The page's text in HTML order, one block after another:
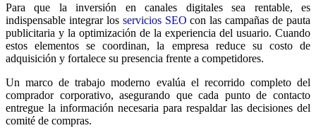
Para que la inversión en canales digitales sea rentable, es
indispensable integrar los servicios SEO con las campañas de pauta
publicitaria y la optimización de la experiencia del usuario. Cuando
estos elementos se coordinan, la empresa reduce su costo de
adquisición y fortalece su presencia frente a competidores.
Un marco de trabajo moderno evalúa el recorrido completo del
comprador corporativo, asegurando que cada punto de contacto
entregue la información necesaria para respaldar las decisiones del
comité de compras.